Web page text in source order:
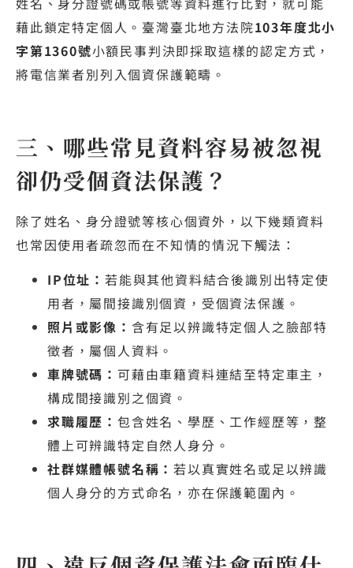
藉此鎖定特定個人。臺灣臺北地方法院103年度北小
字第1360號小額民事判決即採取這樣的認定方式，
將電信業者別列入個資保護範疇。
三、哪些常見資料容易被忽視
卻仍受個資法保護？
除了姓名、身分證號等核心個資外，以下幾類資料
也常因使用者疏忽而在不知情的情況下觸法：
IP位址： 若能與其他資料結合後識別出特定使
用者，屬間接識別個資，受個資法保護。
照片或影像： 含有足以辨識特定個人之臉部特
徵者，屬個人資料。
車牌號碼： 可藉由車籍資料連結至特定車主，
構成間接識別之個資。
求職履歷： 包含姓名、學歷、工作經歷等，整
體上可辨識特定自然人身分。
社群媒體帳號名稱：若以真實姓名或足以辨識
個人身分的方式命名，亦在保護範圍內。